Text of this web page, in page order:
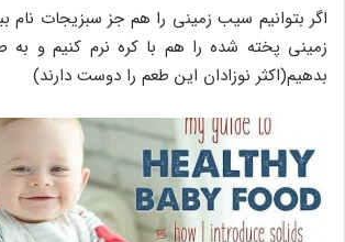
اگر بتوانیم سیب زمینی را هم جز سبزیجات نام
زمینی پخته شده را هم با کره نرم کنیم و به
بدهیم(اکثر نوزادان این طعم را دوست دارند)